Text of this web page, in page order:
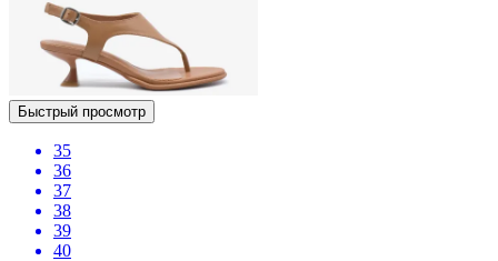
Быстрый просмотр
35
36
37
38
39
40